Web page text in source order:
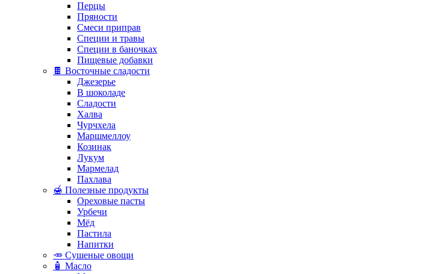
Перцы
Пряности
Смеси приправ
Специи и травы
Специи в баночках
Пищевые добавки
🍫 Восточные сладости
Джезерье
В шоколаде
Сладости
Халва
Чурчхела
Маршмеллоу
Козинак
Лукум
Мармелад
Пахлава
🍯 Полезные продукты
Ореховые пасты
Урбечи
Мёд
Пастила
Напитки
🥕 Сушеные овощи
🧴 Масло